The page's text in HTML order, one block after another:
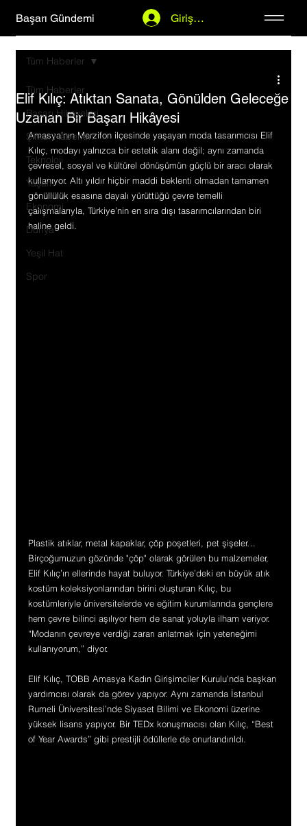
Başarı Gündemi Giriş Yap
Tüm Haberler
Başarı Hikayeleri
Şirket Haberleri
Teknoloji
Yaşam
Ekonomi
Dünya
Yeşil Hat
Spor
Tüm Haberler
Elif Kılıç: Atıktan Sanata, Gönülden Geleceğe
Uzanan Bir Başarı Hikâyesi
Amasya’nın Merzifon ilçesinde yaşayan moda tasarımcısı Elif
Kılıç, modayı yalnızca bir estetik alanı değil; aynı zamanda
çevresel, sosyal ve kültürel dönüşümün güçlü bir aracı olarak
kullanıyor. Altı yıldır hiçbir maddi beklenti olmadan tamamen
gönüllülük esasına dayalı yürüttüğü çevre temelli
çalışmalarıyla, Türkiye’nin en sıra dışı tasarımcılarından biri
haline geldi.
Plastik atıklar, metal kapaklar, çöp poşetleri, pet şişeler…
Birçoğumuzun gözünde "çöp" olarak görülen bu malzemeler,
Elif Kılıç’ın ellerinde hayat buluyor. Türkiye’deki en büyük atık
kostüm koleksiyonlarından birini oluşturan Kılıç, bu
kostümleriyle üniversitelerde ve eğitim kurumlarında gençlere
hem çevre bilinci aşılıyor hem de sanat yoluyla ilham veriyor.
“Modanın çevreye verdiği zararı anlatmak için yeteneğimi
kullanıyorum,” diyor.
Elif Kılıç, TOBB Amasya Kadın Girişimciler Kurulu’nda başkan
yardımcısı olarak da görev yapıyor. Aynı zamanda İstanbul
Rumeli Üniversitesi’nde Siyaset Bilimi ve Ekonomi üzerine
yüksek lisans yapıyor. Bir TEDx konuşmacısı olan Kılıç, “Best
of Year Awards” gibi prestijli ödüllerle de onurlandırıldı.